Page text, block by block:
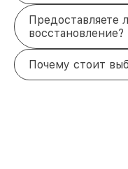
Предоставляете
восстановление?
Почему стоит